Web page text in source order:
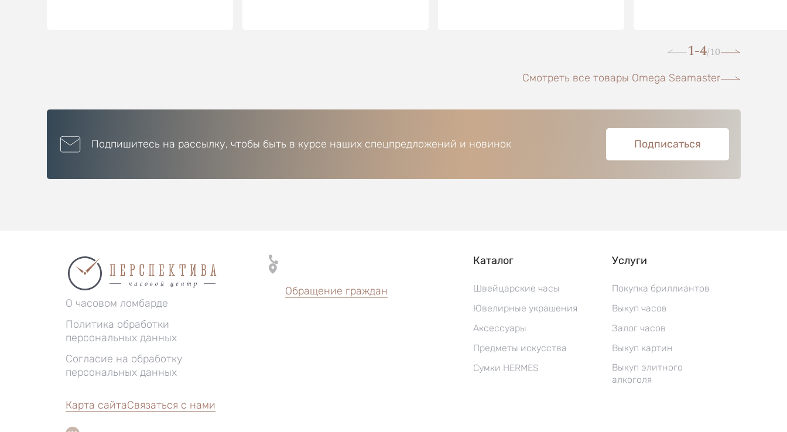
1-4/10
Смотреть все товары Omega Seamaster
Подпишитесь на рассылку, чтобы быть в курсе наших спецпредложений и новинок Подписаться
О часовом ломбарде
Политика обработки
персональных данных
Согласие на обработку
персональных данных
Обращение граждан
Каталог
Швейцарские часы
Ювелирные украшения
Аксессуары
Предметы искусства
Сумки HERMES
Услуги
Покупка бриллиантов
Выкуп часов
Залог часов
Выкуп картин
Выкуп элитного
алкоголя
Карта сайтаСвязаться с нами